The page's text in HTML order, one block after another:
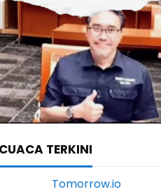
CUACA TERKINI